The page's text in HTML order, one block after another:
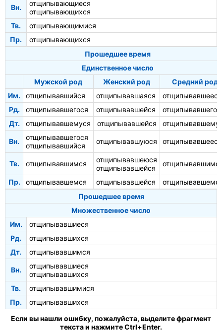
Вн.
отщипывающиеся
отщипывающихся
Тв.
отщипывающимися
Пр.
отщипывающихся
Прошедшее время
Единственное число
Мужской род
Женский род
Средний род
Им.
отщипывавшийся отщипывавшаяся
отщипывавшееся
Рд.
отщипывавшегося отщипывавшейся
Дт.
отщипывавшемуся отщипывавшейся
Вн.
отщипывавшегося
отщипывавшийся
отщипывавшуюся отщипывавшееся
Тв. отщипывавшимся
отщипывавшеюся
отщипывавшейся
Пр. отщипывавшемся отщипывавшейся
Прошедшее время
Множественное число
Им.
отщипывавшиеся
Рд.
отщипывавшихся
Дт.
отщипывавшимся
Вн.
отщипывавшиеся
отщипывавшихся
Тв.
отщипывавшимися
Пр.
отщипывавшихся
Если вы нашли ошибку, пожалуйста, выделите фрагмент
текста и нажмите Ctrl+Enter.